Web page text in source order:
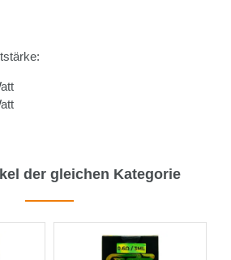
der gleichen Kategorie